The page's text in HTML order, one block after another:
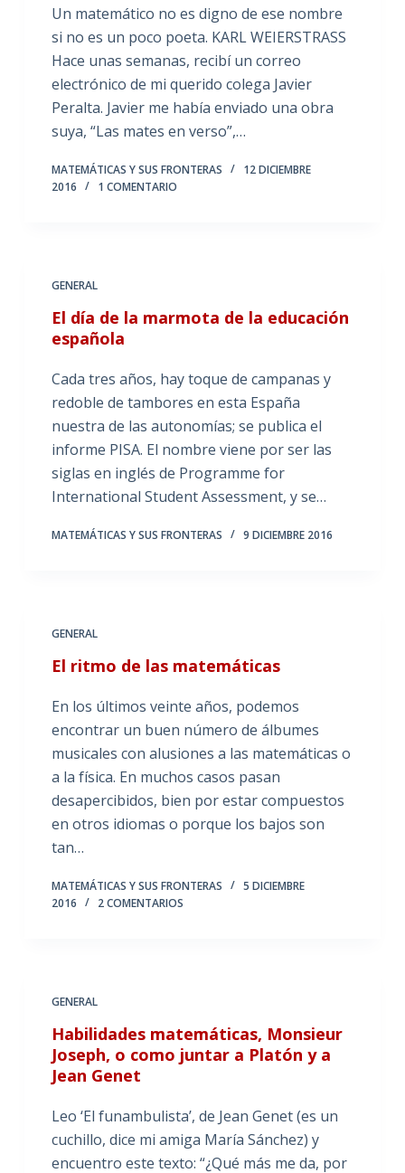
Un matemático no es digno de ese nombre
si no es un poco poeta. KARL WEIERSTRASS
Hace unas semanas, recibí un correo
electrónico de mi querido colega Javier
Peralta. Javier me había enviado una obra
suya, “Las mates en verso”,…
MATEMÁTICAS Y SUS FRONTERAS
12 DICIEMBRE
2016
1 COMENTARIO
GENERAL
El día de la marmota de la educación
española
Cada tres años, hay toque de campanas y
redoble de tambores en esta España
nuestra de las autonomías; se publica el
informe PISA. El nombre viene por ser las
siglas en inglés de Programme for
International Student Assessment, y se…
MATEMÁTICAS Y SUS FRONTERAS 9 DICIEMBRE 2016
GENERAL
El ritmo de las matemáticas
En los últimos veinte años, podemos
encontrar un buen número de álbumes
musicales con alusiones a las matemáticas o
a la física. En muchos casos pasan
desapercibidos, bien por estar compuestos
en otros idiomas o porque los bajos son
tan…
MATEMÁTICAS Y SUS FRONTERAS
5 DICIEMBRE
2016
2 COMENTARIOS
GENERAL
Habilidades matemáticas, Monsieur
Joseph, o como juntar a Platón y a
Jean Genet
Leo ‘El funambulista’, de Jean Genet (es un
cuchillo, dice mi amiga María Sánchez) y
encuentro este texto: “¿Qué más me da, por